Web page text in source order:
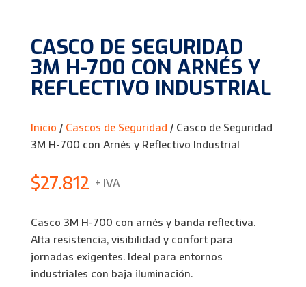
CASCO DE SEGURIDAD
3M H-700 CON ARNÉS Y
REFLECTIVO INDUSTRIAL
Inicio / Cascos de Seguridad / Casco de Seguridad
3M H-700 con Arnés y Reflectivo Industrial
$27.812 + IVA
Casco 3M H-700 con arnés y banda reflectiva.
Alta resistencia, visibilidad y confort para
jornadas exigentes. Ideal para entornos
industriales con baja iluminación.